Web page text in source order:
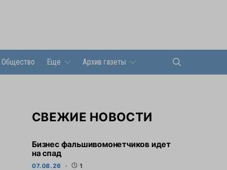
Общество Еще Архив газеты
СВЕЖИЕ НОВОСТИ
Бизнес фальшивомонетчиков идет
на спад
07.08.26 1